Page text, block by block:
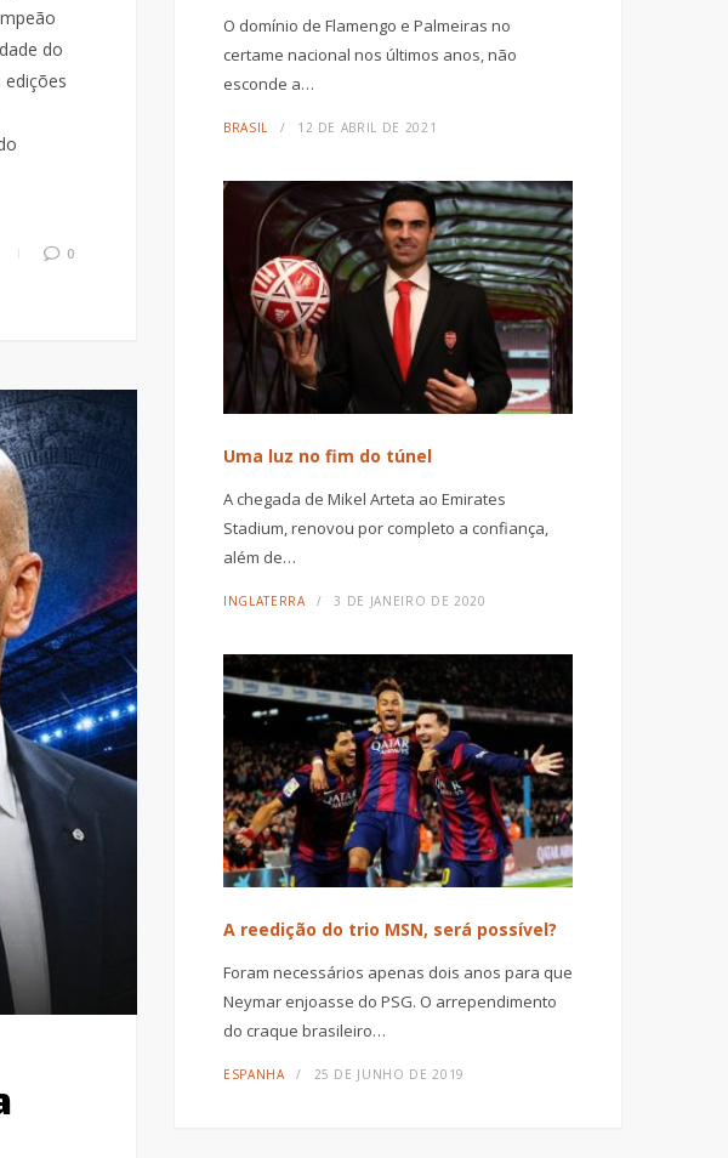
do
0
O domínio de Flamengo e Palmeiras no
certame nacional nos últimos anos, não
esconde a…
BRASIL 12 DE ABRIL DE 2021
Uma luz no fim do túnel
A chegada de Mikel Arteta ao Emirates
Stadium, renovou por completo a confiança,
além de…
INGLATERRA 3 DE JANEIRO DE 2020
A reedição do trio MSN, será possível?
Foram necessários apenas dois anos para que
Neymar enjoasse do PSG. O arrependimento
do craque brasileiro…
ESPANHA 25 DE JUNHO DE 2019